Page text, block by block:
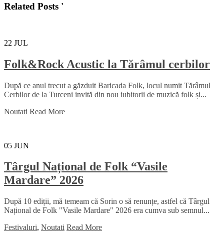
Related Posts '
22 JUL
Folk&Rock Acustic la Tărâmul cerbilor
După ce anul trecut a găzduit Baricada Folk, locul numit Tărâmul
Cerbilor de la Turceni invită din nou iubitorii de muzică folk și...
Noutati Read More
05 JUN
Târgul Național de Folk “Vasile
Mardare” 2026
După 10 ediții, mă temeam că Sorin o să renunțe, astfel că Târgul
Național de Folk "Vasile Mardare" 2026 era cumva sub semnul...
Festivaluri, Noutati Read More